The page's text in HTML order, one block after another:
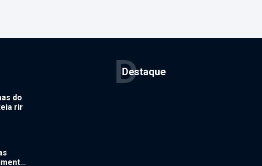
do
rir
Destaque
D